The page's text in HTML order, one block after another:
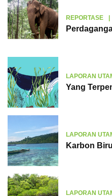
REPORTASE |
LAPORAN
Yang
LAPORAN
Karbon
LAPORAN